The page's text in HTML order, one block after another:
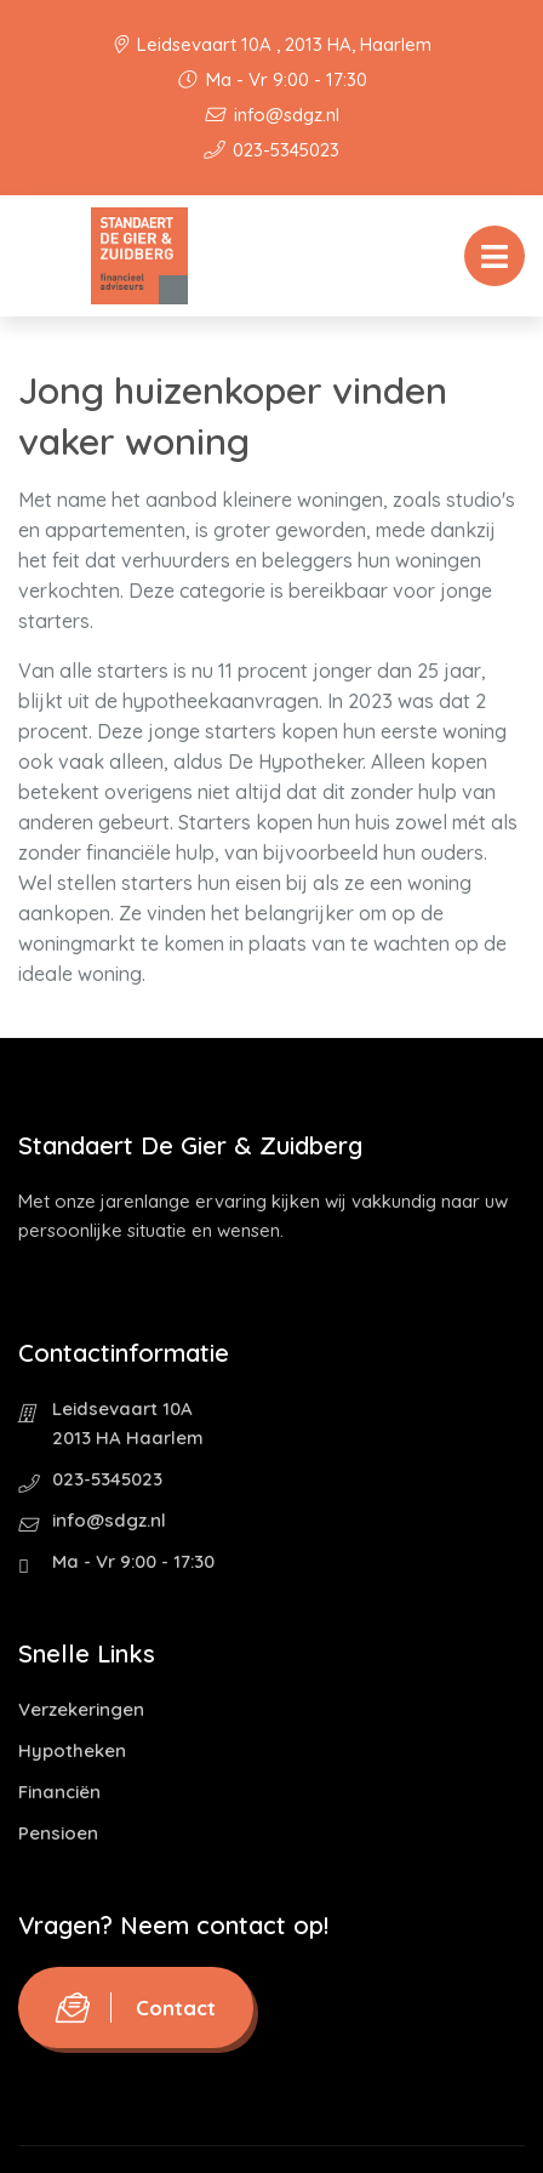
Leidsevaart 10A , 2013 HA, Haarlem
Ma - Vr 9:00 - 17:30
info@sdgz.nl
023-5345023
Jong huizenkoper vinden
vaker woning
Met name het aanbod kleinere woningen, zoals studio's
en appartementen, is groter geworden, mede dankzij
het feit dat verhuurders en beleggers hun woningen
verkochten. Deze categorie is bereikbaar voor jonge
starters.
Van alle starters is nu 11 procent jonger dan 25 jaar,
blijkt uit de hypotheekaanvragen. In 2023 was dat 2
procent. Deze jonge starters kopen hun eerste woning
ook vaak alleen, aldus De Hypotheker. Alleen kopen
betekent overigens niet altijd dat dit zonder hulp van
anderen gebeurt. Starters kopen hun huis zowel mét als
zonder financiële hulp, van bijvoorbeeld hun ouders.
Wel stellen starters hun eisen bij als ze een woning
aankopen. Ze vinden het belangrijker om op de
woningmarkt te komen in plaats van te wachten op de
ideale woning.
Standaert De Gier & Zuidberg
Met onze jarenlange ervaring kijken wij vakkundig naar uw
persoonlijke situatie en wensen.
Contactinformatie
Leidsevaart 10A
2013 HA Haarlem
023-5345023
info@sdgz.nl
Ma - Vr 9:00 - 17:30
Snelle Links
Verzekeringen
Hypotheken
Financiën
Pensioen
Vragen? Neem contact op!
Contact